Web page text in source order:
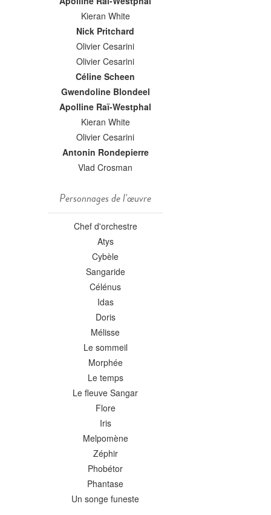
Kieran White
Nick Pritchard
Olivier Cesarini
Olivier Cesarini
Céline Scheen
Gwendoline Blondeel
Apolline Raï-Westphal
Kieran White
Olivier Cesarini
Antonin Rondepierre
Vlad Crosman
Personnages de l'œuvre
Chef d'orchestre
Atys
Cybèle
Sangaride
Célénus
Idas
Doris
Mélisse
Le sommeil
Morphée
Le temps
Le fleuve Sangar
Flore
Iris
Melpomène
Zéphir
Phobétor
Phantase
Un songe funeste